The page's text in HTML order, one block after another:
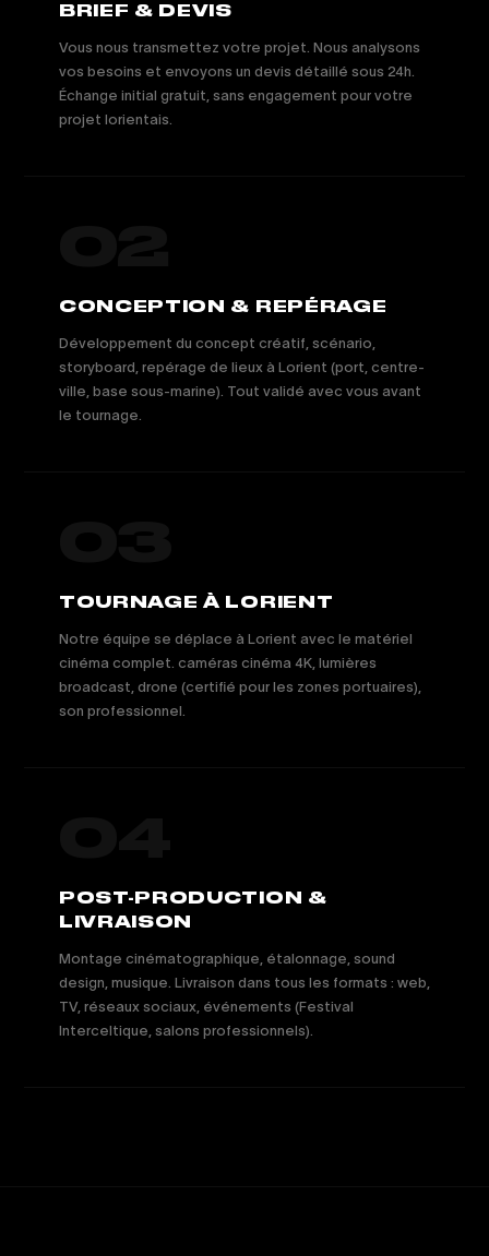
BRIEF & DEVIS
Vous nous transmettez votre projet. Nous analysons
vos besoins et envoyons un devis détaillé sous 24h.
Échange initial gratuit, sans engagement pour votre
projet lorientais.
CONCEPTION & REPÉRAGE
Développement du concept créatif, scénario,
storyboard, repérage de lieux à Lorient (port, centre-
ville, base sous-marine). Tout validé avec vous avant
le tournage.
TOURNAGE À LORIENT
Notre équipe se déplace à Lorient avec le matériel
cinéma complet. caméras cinéma 4K, lumières
broadcast, drone (certifié pour les zones portuaires),
son professionnel.
POST-PRODUCTION &
LIVRAISON
Montage cinématographique, étalonnage, sound
design, musique. Livraison dans tous les formats : web,
TV, réseaux sociaux, événements (Festival
Interceltique, salons professionnels).